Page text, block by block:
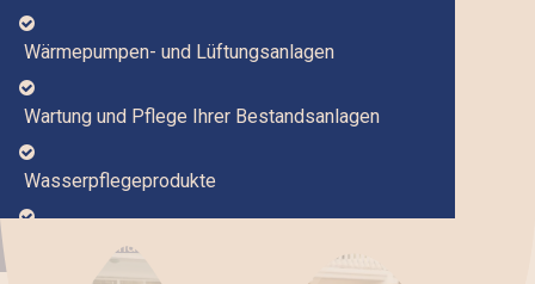

Wärmepumpen- und Lüftungsanlagen

Wartung und Pflege Ihrer Bestandsanlagen

Wasserpflegeprodukte

Wellnessanlagen